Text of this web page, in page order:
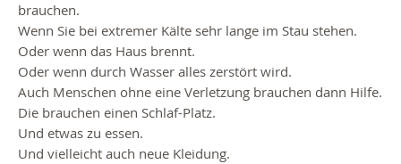
brauchen.
Wenn Sie bei extremer Kälte sehr lange im Stau stehen.
Oder wenn das Haus brennt.
Oder wenn durch Wasser alles zerstört wird.
Auch Menschen ohne eine Verletzung brauchen dann Hilfe.
Die brauchen einen Schlaf-Platz.
Und etwas zu essen.
Und vielleicht auch neue Kleidung.